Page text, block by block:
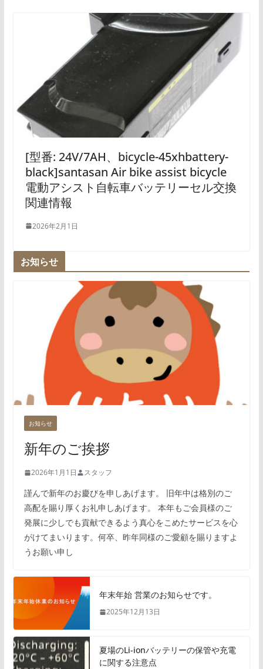
[型番: 24V/7AH、bicycle-45xhbattery-
black]santasan Air bike assist bicycle
電動アシスト自転車バッテリーセル交換
関連情報
2026年2月1日
お知らせ
お知らせ
新年のご挨拶
2026年1月1日 スタッフ
謹んで新年のお慶びを申しあげます。 旧年中は格別のご
高配を賜り厚くお礼申しあげます。 本年もご会員様のご
発展に少しでも貢献できるよう真心をこめたサービスを心
がけてまいります。何卒、昨年同様のご愛顧を賜りますよ
うお願い申し
年末年始 営業のお知らせです。
2025年12月13日
夏場のLi-ionバッテリーの保管や充電
に関する注意点